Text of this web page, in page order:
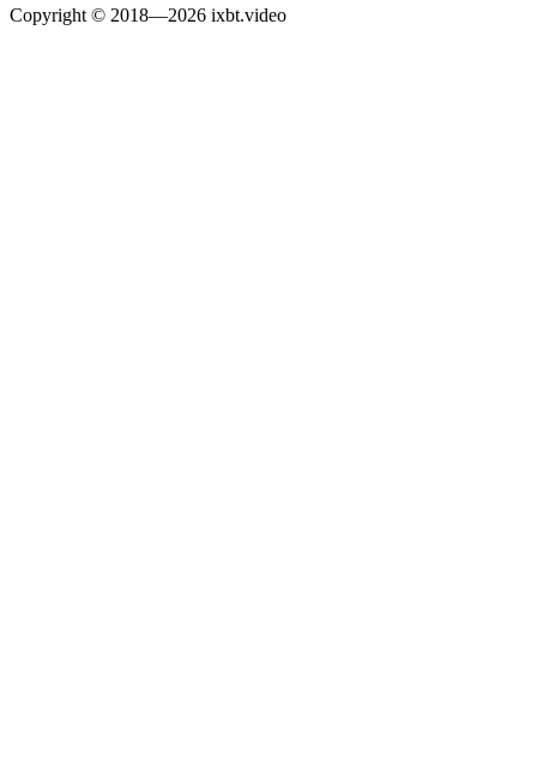
Copyright © 2018—2026 ixbt.video